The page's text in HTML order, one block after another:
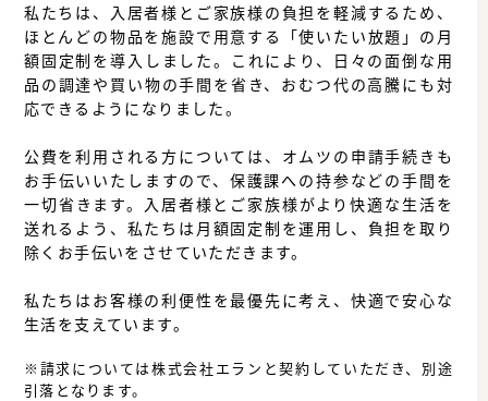
私たちは、入居者様とご家族様の負担を軽減するため、
ほとんどの物品を施設で用意する「使いたい放題」の月
額固定制を導入しました。これにより、日々の面倒な用
品の調達や買い物の手間を省き、おむつ代の高騰にも対
応できるようになりました。
公費を利用される方については、オムツの申請手続きも
お手伝いいたしますので、保護課への持参などの手間を
一切省きます。入居者様とご家族様がより快適な生活を
送れるよう、私たちは月額固定制を運用し、負担を取り
除くお手伝いをさせていただきます。
私たちはお客様の利便性を最優先に考え、快適で安心な
生活を支えています。
※請求については株式会社エランと契約していただき、別途
引落となります。